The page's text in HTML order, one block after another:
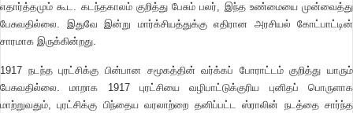
எதார்த்தமும் கூட. கடந்தகாலம் குறித்து பேசும் பலர், இந்த உண்மையை முன்வைத்து
பேசுவதில்லை. இதுவே இன்று மார்க்சியத்துக்கு எதிரான அரசியல் கோட்பாட்டின்
சாரமாக இருக்கின்றது.
1917 நடந்த புரட்சிக்கு பின்பான சமூகத்தின் வர்க்கப் போராட்டம் குறித்து யாரும்
பேசுவதில்லை. மாறாக 1917 புரட்சியை வழிபாட்டுக்குரிய புனிதப் பொருளாக
மாற்றுவதும், புரட்சிக்கு பிந்தைய வரலாற்றை தனிப்பட்ட ஸ்ராலின் நடத்தை சார்ந்த